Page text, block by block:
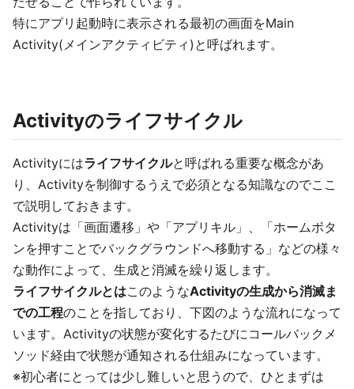
特にアプリ起動時に表示される最初の画面をMain
Activity(メインアクティビティ)と呼ばれます。
Activityのライフサイクル
Activityにはライフサイクルと呼ばれる重要な概念があ
り、Activityを制御するうえで必須となる知識なのでここ
で説明しておきます。
Activityは「画面遷移」や「アプリキル」、「ホームボタ
ンを押すことでバックグラウンドへ移動する」などの様々
な動作によって、生成と消滅を繰り返します。
ライフサイクルとはこのようなActivityの生成から消滅ま
での工程のことを指しており、下図のような流れになって
います。Activityの状態が変化するたびにコールバックメ
ソッド経由で状態が通知される仕組みになっています。
※初心者にとっては少し難しいと思うので、ひとまずは